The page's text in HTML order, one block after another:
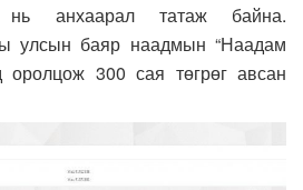
нь анхаарал татаж байна.
улсын баяр наадмын “Наадам
оролцож 300 сая төгрөг авсан